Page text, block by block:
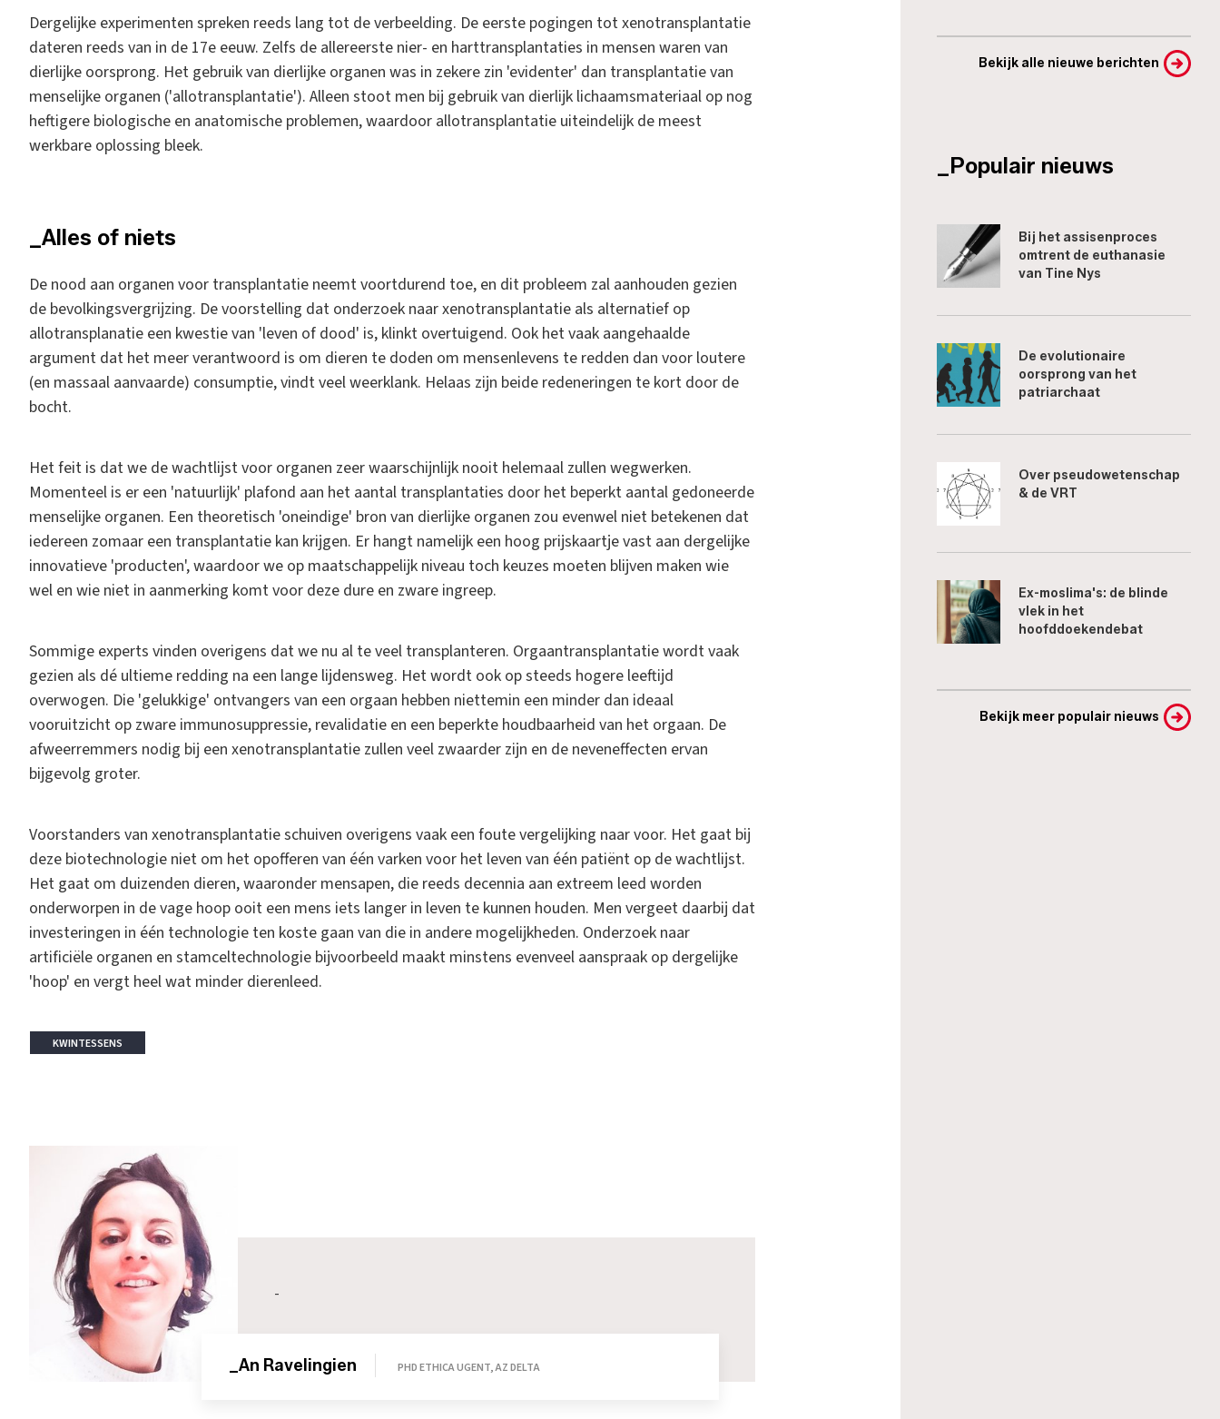
Dergelijke experimenten spreken reeds lang tot de verbeelding. De eerste pogingen tot xenotransplantatie
dateren reeds van in de 17e eeuw. Zelfs de allereerste nier- en harttransplantaties in mensen waren van
dierlijke oorsprong. Het gebruik van dierlijke organen was in zekere zin 'evidenter' dan transplantatie van
menselijke organen ('allotransplantatie'). Alleen stoot men bij gebruik van dierlijk lichaamsmateriaal op nog
heftigere biologische en anatomische problemen, waardoor allotransplantatie uiteindelijk de meest
werkbare oplossing bleek.
_Alles of niets
De nood aan organen voor transplantatie neemt voortdurend toe, en dit probleem zal aanhouden gezien
de bevolkingsvergrijzing. De voorstelling dat onderzoek naar xenotransplantatie als alternatief op
allotransplanatie een kwestie van 'leven of dood' is, klinkt overtuigend. Ook het vaak aangehaalde
argument dat het meer verantwoord is om dieren te doden om mensenlevens te redden dan voor loutere
(en massaal aanvaarde) consumptie, vindt veel weerklank. Helaas zijn beide redeneringen te kort door de
bocht.
Het feit is dat we de wachtlijst voor organen zeer waarschijnlijk nooit helemaal zullen wegwerken.
Momenteel is er een 'natuurlijk' plafond aan het aantal transplantaties door het beperkt aantal gedoneerde
menselijke organen. Een theoretisch 'oneindige' bron van dierlijke organen zou evenwel niet betekenen dat
iedereen zomaar een transplantatie kan krijgen. Er hangt namelijk een hoog prijskaartje vast aan dergelijke
innovatieve 'producten', waardoor we op maatschappelijk niveau toch keuzes moeten blijven maken wie
wel en wie niet in aanmerking komt voor deze dure en zware ingreep.
Sommige experts vinden overigens dat we nu al te veel transplanteren. Orgaantransplantatie wordt vaak
gezien als dé ultieme redding na een lange lijdensweg. Het wordt ook op steeds hogere leeftijd
overwogen. Die 'gelukkige' ontvangers van een orgaan hebben niettemin een minder dan ideaal
vooruitzicht op zware immunosuppressie, revalidatie en een beperkte houdbaarheid van het orgaan. De
afweerremmers nodig bij een xenotransplantatie zullen veel zwaarder zijn en de neveneffecten ervan
bijgevolg groter.
Voorstanders van xenotransplantatie schuiven overigens vaak een foute vergelijking naar voor. Het gaat bij
deze biotechnologie niet om het opofferen van één varken voor het leven van één patiënt op de wachtlijst.
Het gaat om duizenden dieren, waaronder mensapen, die reeds decennia aan extreem leed worden
onderworpen in de vage hoop ooit een mens iets langer in leven te kunnen houden. Men vergeet daarbij dat
investeringen in één technologie ten koste gaan van die in andere mogelijkheden. Onderzoek naar
artificiële organen en stamceltechnologie bijvoorbeeld maakt minstens evenveel aanspraak op dergelijke
'hoop' en vergt heel wat minder dierenleed.
KWINTESSENS
-
_An Ravelingien PHD ETHICA UGENT, AZ DELTA
Bekijk alle nieuwe berichten
_Populair nieuws
Bij het assisenproces
omtrent de euthanasie
van Tine Nys
De evolutionaire
oorsprong van het
patriarchaat
Over pseudowetenschap
& de VRT
Ex-moslima's: de blinde
vlek in het
hoofddoekendebat
Bekijk meer populair nieuws